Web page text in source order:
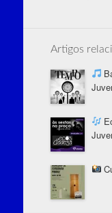
Artigos